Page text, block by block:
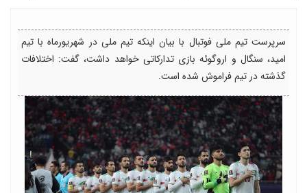
سرپرست تیم ملی فوتبال با بیان اینکه تیم ملی در شهریورماه با تیم
امید، سنگال و اروگوئه بازی تدارکاتی خواهد داشت، گفت: اختلافات
گذشته در تیم فراموش شده است.